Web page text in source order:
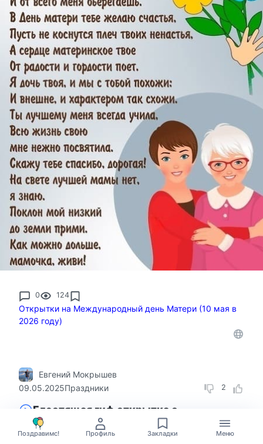
0 124
Открытки на Международный день Матери (10 мая в
2026 году)
2
Евгений Мокрышев
09.05.2025Праздники
Блестящая гиф открытка с
международным днём Матери
Поздравимс! Профиль Закладки Меню